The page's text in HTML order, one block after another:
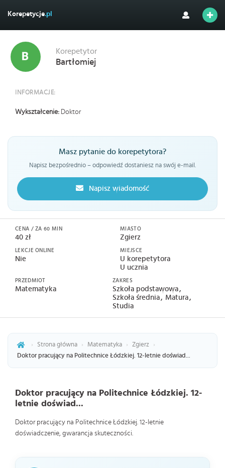
Korepetycje.pl
Korepetytor
Bartłomiej
INFORMACJE:
Wykształcenie: Doktor
Masz pytanie do korepetytora?
Napisz bezpośrednio – odpowiedź dostaniesz na swój e-mail.
Napisz wiadomość
CENA / ZA 60 MIN
40 zł
LEKCJE ONLINE
Nie
MIASTO
Zgierz
MIEJSCE
U korepetytora
U ucznia
PRZEDMIOT
Matematyka
ZAKRES
Szkoła podstawowa
Szkoła średnia Matura
Studia
› Strona główna › Matematyka › Zgierz
›
Doktor pracujący na Politechnice Łódzkiej. 12-letnie doświad...
Doktor pracujący na Politechnice Łódzkiej. 12-
letnie doświad...
Doktor pracujący na Politechnice Łódzkiej. 12-letnie
doświadczenie, gwarancja skuteczności.